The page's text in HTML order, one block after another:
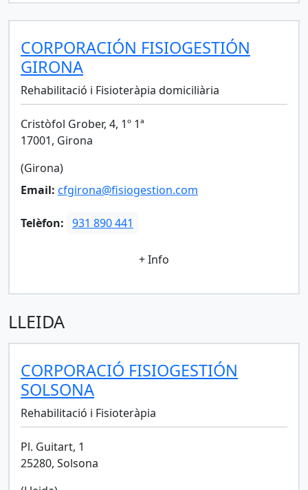
CORPORACIÓN FISIOGESTIÓN
GIRONA
Rehabilitació i Fisioteràpia domiciliària
Cristòfol Grober, 4, 1º 1ª
17001, Girona
(Girona)
Email: cfgirona@fisiogestion.com
Telèfon: 931 890 441
+ Info
LLEIDA
CORPORACIÓ FISIOGESTIÓN
SOLSONA
Rehabilitació i Fisioteràpia
Pl. Guitart, 1
25280, Solsona